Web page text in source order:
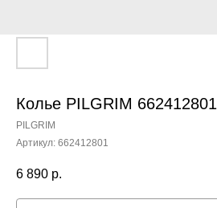
Колье PILGRIM 662412801
PILGRIM
Артикул: 662412801
6 890 р.